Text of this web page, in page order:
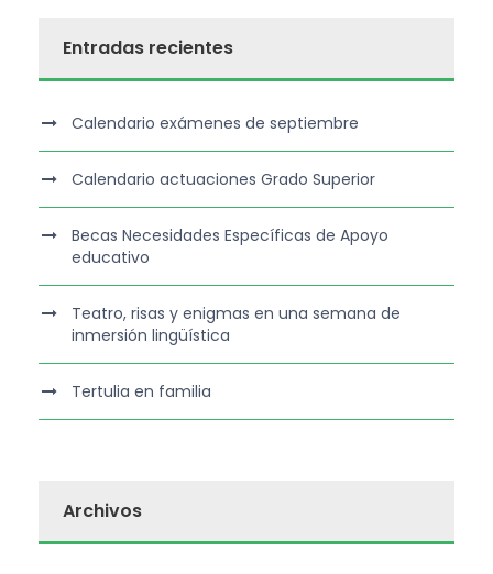
Entradas recientes
Calendario exámenes de septiembre
Calendario actuaciones Grado Superior
Becas Necesidades Específicas de Apoyo
educativo
Teatro, risas y enigmas en una semana de
inmersión lingüística
Tertulia en familia
Archivos